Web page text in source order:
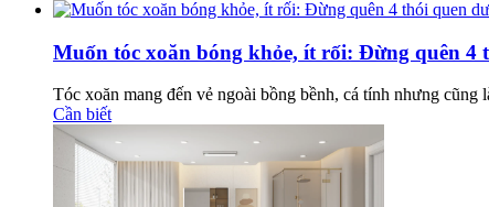
Muốn tóc xoăn bóng khỏe, ít rối: Đừng quên 4
Tóc xoăn mang đến vẻ ngoài bồng bềnh, cá tính nhưng
Cần biết